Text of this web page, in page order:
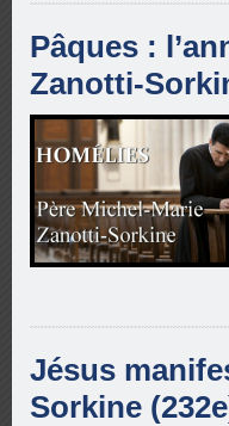
Pâques :
Zanotti-
Jésus
Sorkine